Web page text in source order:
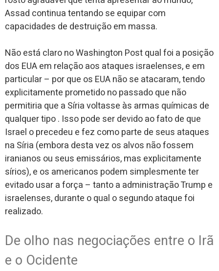
Assad continua tentando se equipar com
capacidades de destruição em massa.
Não está claro no Washington Post qual foi a posição
dos EUA em relação aos ataques israelenses, e em
particular – por que os EUA não se atacaram, tendo
explicitamente prometido no passado que não
permitiria que a Síria voltasse às armas químicas de
qualquer tipo . Isso pode ser devido ao fato de que
Israel o precedeu e fez como parte de seus ataques
na Síria (embora desta vez os alvos não fossem
iranianos ou seus emissários, mas explicitamente
sírios), e os americanos podem simplesmente ter
evitado usar a força – tanto a administração Trump e
israelenses, durante o qual o segundo ataque foi
realizado.
De olho nas negociações entre o Irã
e o Ocidente